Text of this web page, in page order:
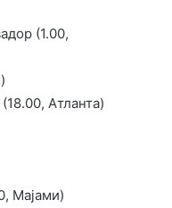
(1.00,
Атланта)
Мајами)